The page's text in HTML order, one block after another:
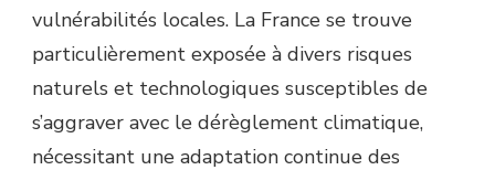
vulnérabilités locales. La France se trouve
particulièrement exposée à divers risques
naturels et technologiques susceptibles de
s’aggraver avec le dérèglement climatique,
nécessitant une adaptation continue des